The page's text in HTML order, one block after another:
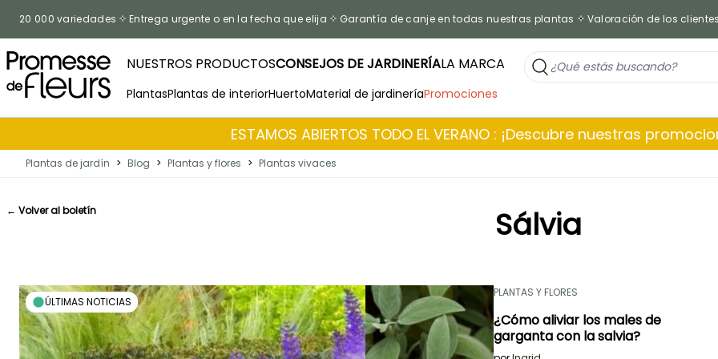
20 000 variedades Entrega urgente o en la fecha que elija Garantía de canje en todas nuestras plantas Valoración de los
NUESTROS PRODUCTOSCONSEJOS DE JARDINERÍALA MARCA
PlantasPlantas de interiorHuertoMaterial de jardineríaPromociones
ESTAMOS ABIERTOS TODO EL VERANO : ¡Descubre nuestras
Plantas de jardín > Blog > Plantas y flores > Plantas vivaces
Sálvia
← Volver al boletín
ÚLTIMAS NOTICIAS
PLANTAS Y FLORES
¿Cómo aliviar los males de
garganta con la salvia?